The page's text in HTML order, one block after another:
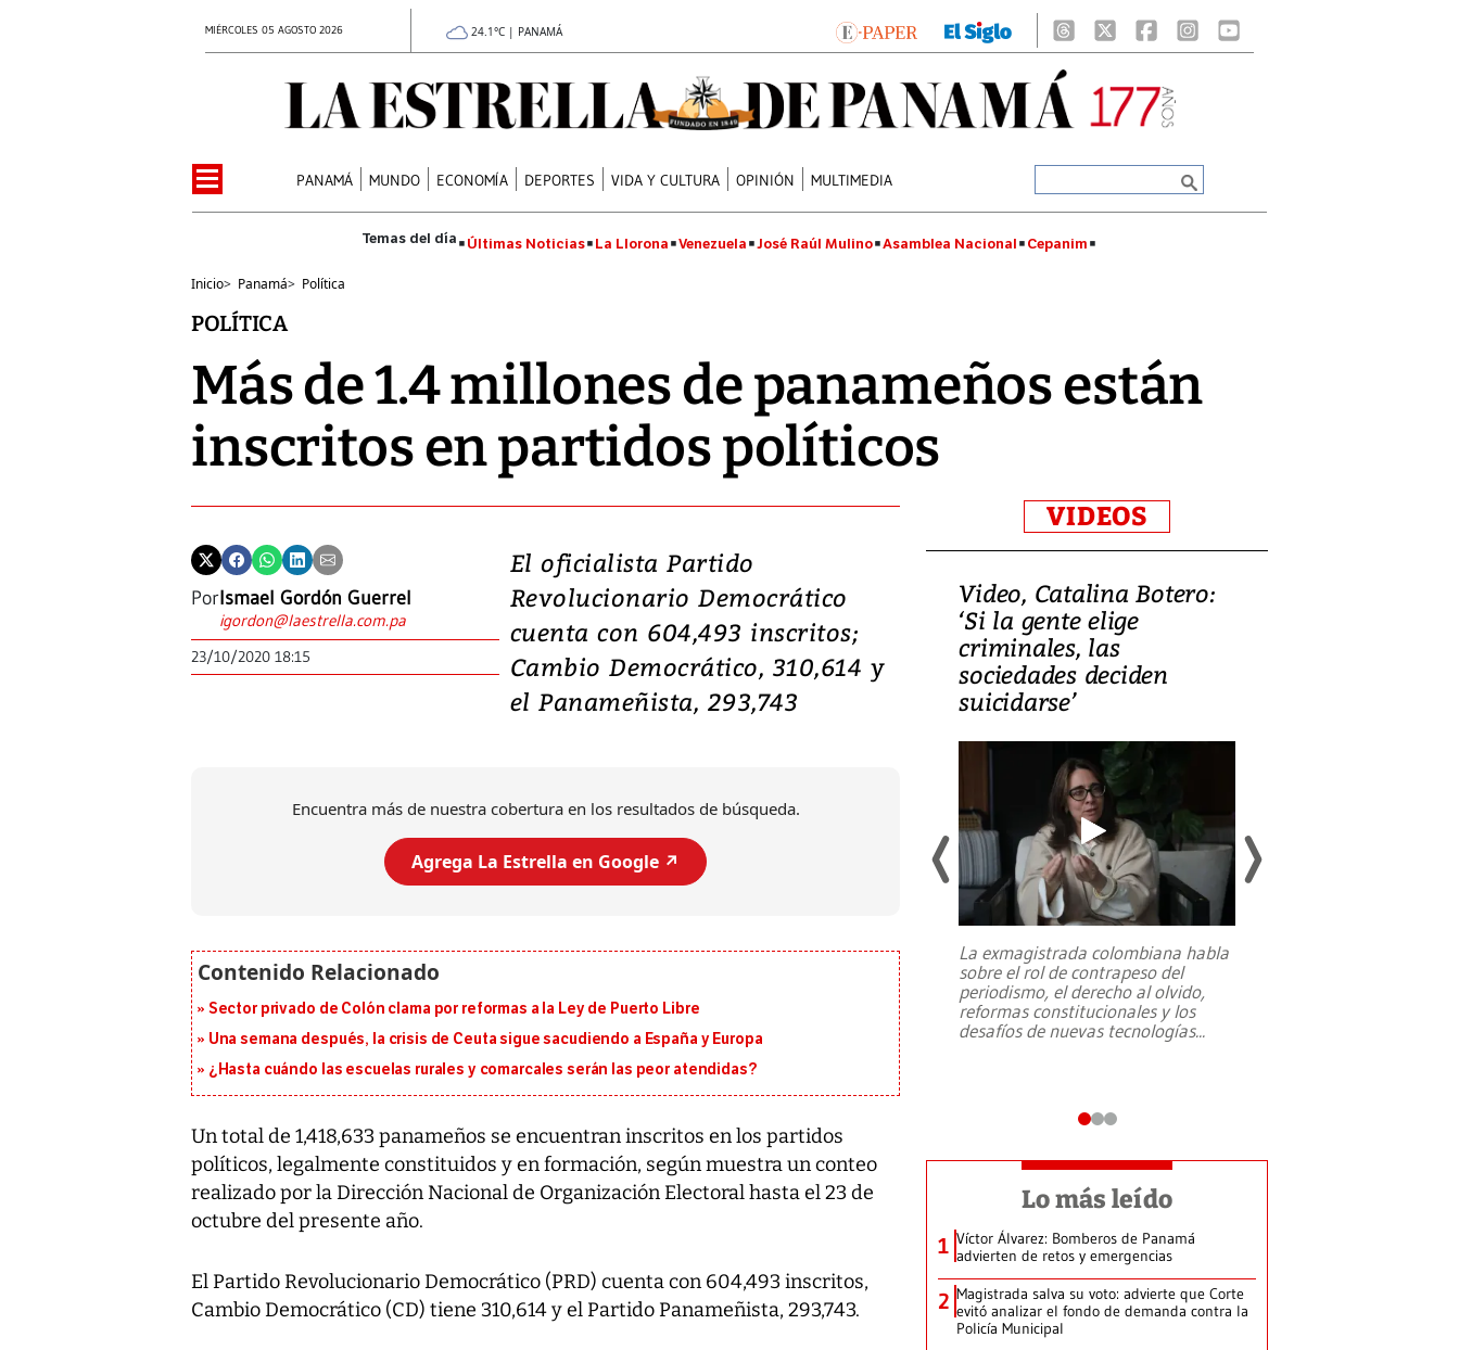
MIÉRCOLES 05 AGOSTO 2026 24.1°C | PANAMÁ
PANAMÁ MUNDO ECONOMÍA DEPORTES VIDA Y CULTURA OPINIÓN MULTIMEDIA
Últimas Noticias La Llorona Venezuela José Raúl Mulino Asamblea Nacional Cepanim
Inicio> Panamá> Política
POLÍTICA
Más de 1.4 millones de panameños están
inscritos en partidos políticos
PorIsmael Gordón Guerrel
igordon@laestrella.com.pa
23/10/2020 18:15
El oficialista Partido
Revolucionario Democrático
cuenta con 604,493 inscritos;
Cambio Democrático, 310,614 y
el Panameñista, 293,743
Encuentra más de nuestra cobertura en los resultados de búsqueda.
Agrega La Estrella en Google ↗️
Sector privado de Colón clama por reformas a la Ley de Puerto Libre
Una semana después, la crisis de Ceuta sigue sacudiendo a España y Europa
¿Hasta cuándo las escuelas rurales y comarcales serán las peor atendidas?
Un total de 1,418,633 panameños se encuentran inscritos en los partidos
políticos, legalmente constituidos y en formación, según muestra un conteo
realizado por la Dirección Nacional de Organización Electoral hasta el 23 de
octubre del presente año.
El Partido Revolucionario Democrático (PRD) cuenta con 604,493 inscritos,
Cambio Democrático (CD) tiene 310,614 y el Partido Panameñista, 293,743.
VIDEOS
Video, Japón: Terremoto
deja heridos y graves
daños en Kumamoto
al sur de Japón, provocando una
Video, Catalina Botero:
‘Si la gente elige
criminales, las
sociedades deciden
suicidarse’
La exmagistrada colombiana habla
sobre el rol de contrapeso del
periodismo, el derecho al olvido,
reformas constitucionales y los
desafíos de nuevas tecnologías...
Lo más leído
1 Víctor Álvarez: Bomberos de Panamá
advierten de retos y emergencias
2 Magistrada salva su voto: advierte que Corte
evitó analizar el fondo de demanda contra la
Policía Municipal